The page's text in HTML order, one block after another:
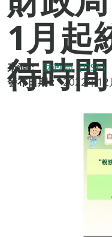
1月起
待時間
來源： 財政局（DSF）
發布日期： 2022年12